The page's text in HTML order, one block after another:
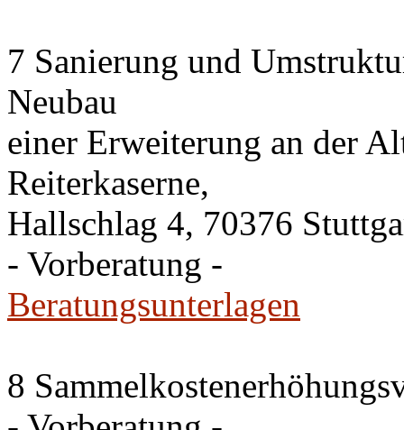
7 Sanierung und
Neubau
einer Erweiterung an der
Reiterkaserne,
Hallschlag 4, 70376
- Vorberatung -
Beratungsunterlagen
8